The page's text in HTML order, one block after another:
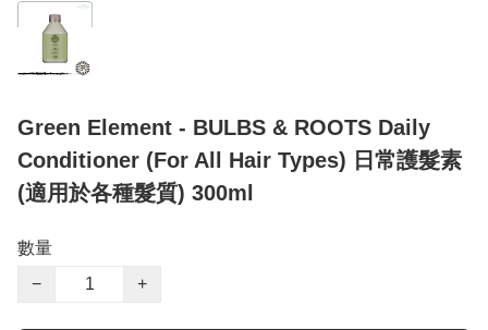
Green Element - BULBS & ROOTS Daily
Conditioner (For All Hair Types) 日常護髮素
(適用於各種髮質) 300ml
數量
−
+